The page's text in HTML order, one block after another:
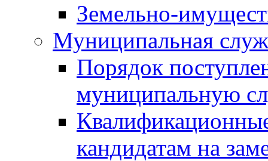
Земельно-
Муниципальная
Порядок
муниципальную
кандидатам на